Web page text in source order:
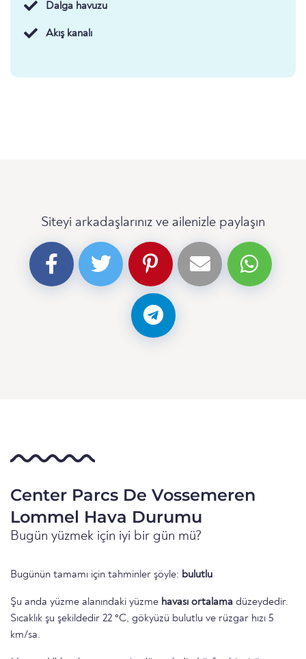
Dalga havuzu
Akış kanalı
Siteyi arkadaşlarınız ve ailenizle paylaşın
Center Parcs De Vossemeren
Lommel Hava Durumu
Bugün yüzmek için iyi bir gün mü?
Bugünün tamamı için tahminler şöyle: bulutlu
Şu anda yüzme alanındaki yüzme havası ortalama düzeydedir.
Sıcaklık şu şekildedir 22 °C, gökyüzü bulutlu ve rüzgar hızı 5
km/sa.